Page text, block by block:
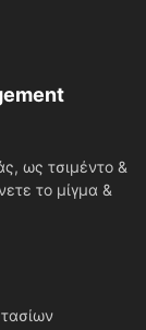
ως τσιμέντο &
το μίγμα &